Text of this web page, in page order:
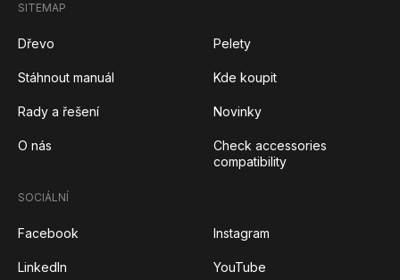
SITEMAP
Dřevo Pelety
Stáhnout manuál Kde koupit
Rady a řešení Novinky
O nás
Check accessories
compatibility
SOCIÁLNÍ
Facebook Instagram
LinkedIn YouTube